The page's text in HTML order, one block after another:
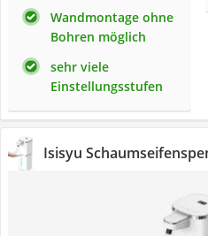
Wandmontage ohne
Bohren möglich
sehr viele
Einstellungsstufen
Isisyu